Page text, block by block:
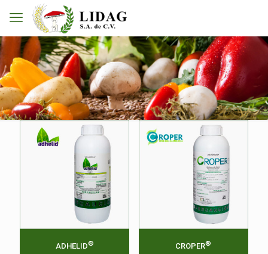
ADHELID® CROPER®